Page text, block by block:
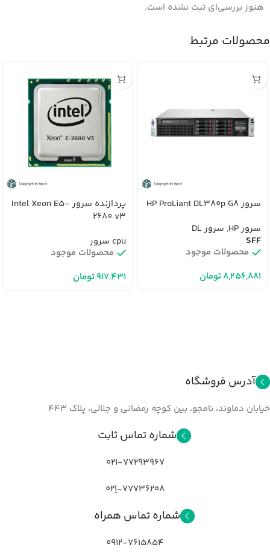
هنوز بررسی‌ای ثبت نشده است.
محصولات مرتبط
سرور HP ProLiant DL380p G8
سرور HP
, سرور DL
SFF
محصولات موجود
تومان
پردازنده سرور Intel Xeon E5-
2680 v3
cpu سرور
محصولات موجود
تومان
آدرس فروشگاه
خیابان دماوند، نامجو، بین کوچه رمضانی و جلالي، پلاک ۴۴۳
شماره تماس ثابت
021-77293967
021-77736208
شماره تماس همراه
0912-7615854